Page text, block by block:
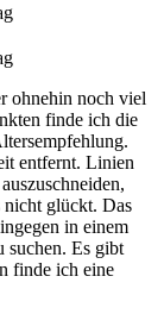
ohnehin noch viel
finde ich die
entfernt. Linien
nicht glückt. Das
in einem
suchen. Es gibt
finde ich eine